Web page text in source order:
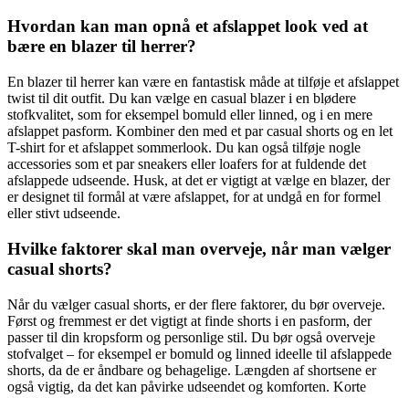
Hvordan kan man opnå et afslappet look ved at
bære en blazer til herrer?
En blazer til herrer kan være en fantastisk måde at tilføje et afslappet
twist til dit outfit. Du kan vælge en casual blazer i en blødere
stofkvalitet, som for eksempel bomuld eller linned, og i en mere
afslappet pasform. Kombiner den med et par casual shorts og en let
T-shirt for et afslappet sommerlook. Du kan også tilføje nogle
accessories som et par sneakers eller loafers for at fuldende det
afslappede udseende. Husk, at det er vigtigt at vælge en blazer, der
er designet til formål at være afslappet, for at undgå en for formel
eller stivt udseende.
Hvilke faktorer skal man overveje, når man vælger
casual shorts?
Når du vælger casual shorts, er der flere faktorer, du bør overveje.
Først og fremmest er det vigtigt at finde shorts i en pasform, der
passer til din kropsform og personlige stil. Du bør også overveje
stofvalget – for eksempel er bomuld og linned ideelle til afslappede
shorts, da de er åndbare og behagelige. Længden af shortsene er
også vigtig, da det kan påvirke udseendet og komforten. Korte